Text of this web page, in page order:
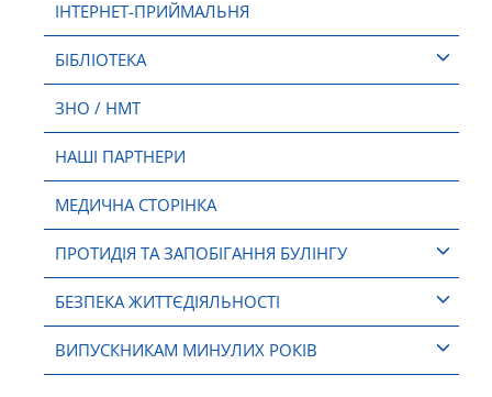
ІНТЕРНЕТ-ПРИЙМАЛЬНЯ
БІБЛІОТЕКА
ЗНО / НМТ
НАШІ ПАРТНЕРИ
МЕДИЧНА СТОРІНКА
ПРОТИДІЯ ТА ЗАПОБІГАННЯ БУЛІНГУ
БЕЗПЕКА ЖИТТЄДІЯЛЬНОСТІ
ВИПУСКНИКАМ МИНУЛИХ РОКІВ